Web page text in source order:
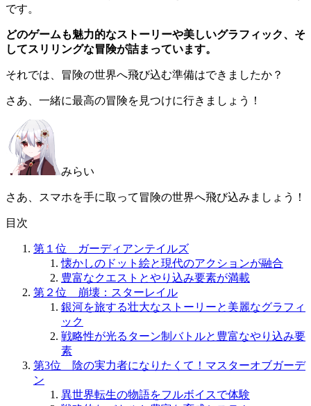
です。
どのゲームも魅力的なストーリーや美しいグラフィック、そ
してスリリングな冒険が詰まっています。
それでは、冒険の世界へ飛び込む準備はできましたか？
さあ、一緒に最高の冒険を見つけに行きましょう！
みらい
さあ、スマホを手に取って冒険の世界へ飛び込みましょう！
目次
第１位 ガーディアンテイルズ
懐かしのドット絵と現代のアクションが融合
豊富なクエストとやり込み要素が満載
第２位 崩壊：スターレイル
銀河を旅する壮大なストーリーと美麗なグラフィ
ック
戦略性が光るターン制バトルと豊富なやり込み要
素
第3位 陰の実力者になりたくて！マスターオブガーデ
ン
異世界転生の物語をフルボイスで体験